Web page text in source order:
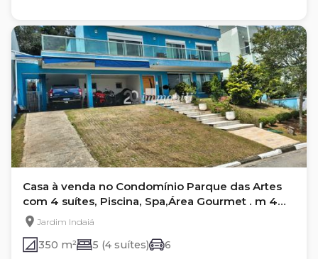
Casa à venda no Condomínio Parque das Artes
com 4 suítes, Piscina, Spa,Área Gourmet . m 4
suítes, escritório, área Gourmet, piscina, Spa
Jardim Indaiá
350 m² 5 (4 suítes) 6